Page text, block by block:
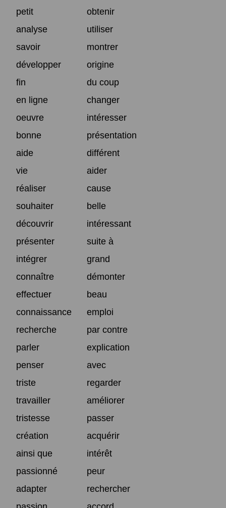
petit
obtenir
analyse
utiliser
savoir
montrer
développer
origine
fin
du coup
en ligne
changer
oeuvre
intéresser
bonne
présentation
aide
différent
vie
aider
réaliser
cause
souhaiter
belle
découvrir
intéressant
présenter
suite à
intégrer
grand
connaître
démonter
effectuer
beau
connaissance
emploi
recherche
par contre
parler
explication
penser
avec
triste
regarder
travailler
améliorer
tristesse
passer
création
acquérir
ainsi que
intérêt
passionné
peur
adapter
rechercher